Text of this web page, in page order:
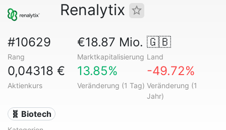
Renalytix
#10629
Rang
€18.87 Mio.
Marktkapitalisierung
🇬🇧
Land
0,04318 €
Aktienkurs
13.85%
Veränderung (1 Tag)
-49.72%
Veränderung (1
Jahr)
🧬 Biotech